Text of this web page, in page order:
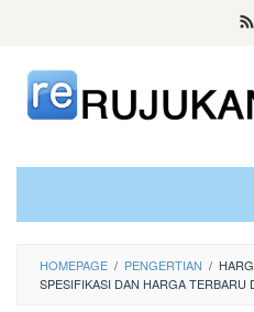
content
HOMEPAGE / PENGERTIAN /
SPESIFIKASI DAN HARGA TERBARU